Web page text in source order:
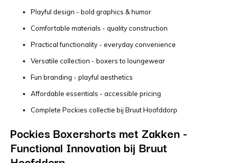
Playful design - bold graphics & humor
Comfortable materials - quality construction
Practical functionality - everyday convenience
Versatile collection - boxers to loungewear
Fun branding - playful aesthetics
Affordable essentials - accessible pricing
Complete Pockies collectie bij Bruut Hoofddorp
Pockies Boxershorts met Zakken -
Functional Innovation bij Bruut